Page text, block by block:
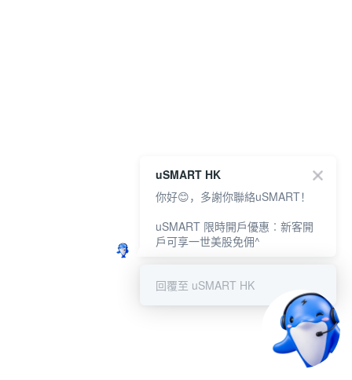
uSMART HK
你好😊，多謝你聯絡uSMART！
uSMART 限時開戶優惠︰新客開
戶可享一世美股免佣^
回覆至 uSMART HK